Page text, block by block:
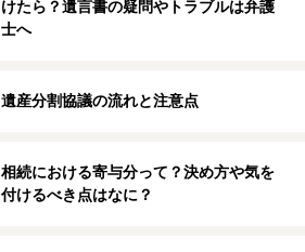
けたら？遺言書の疑問やトラブルは弁護
士へ
遺産分割協議の流れと注意点
相続における寄与分って？決め方や気を
付けるべき点はなに？